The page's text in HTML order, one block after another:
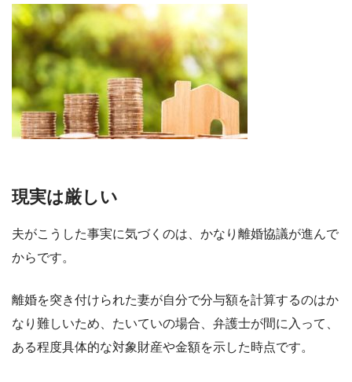
現実は厳しい
夫がこうした事実に気づくのは、かなり離婚協議が進んで
からです。
離婚を突き付けられた妻が自分で分与額を計算するのはか
なり難しいため、たいていの場合、弁護士が間に入って、
ある程度具体的な対象財産や金額を示した時点です。